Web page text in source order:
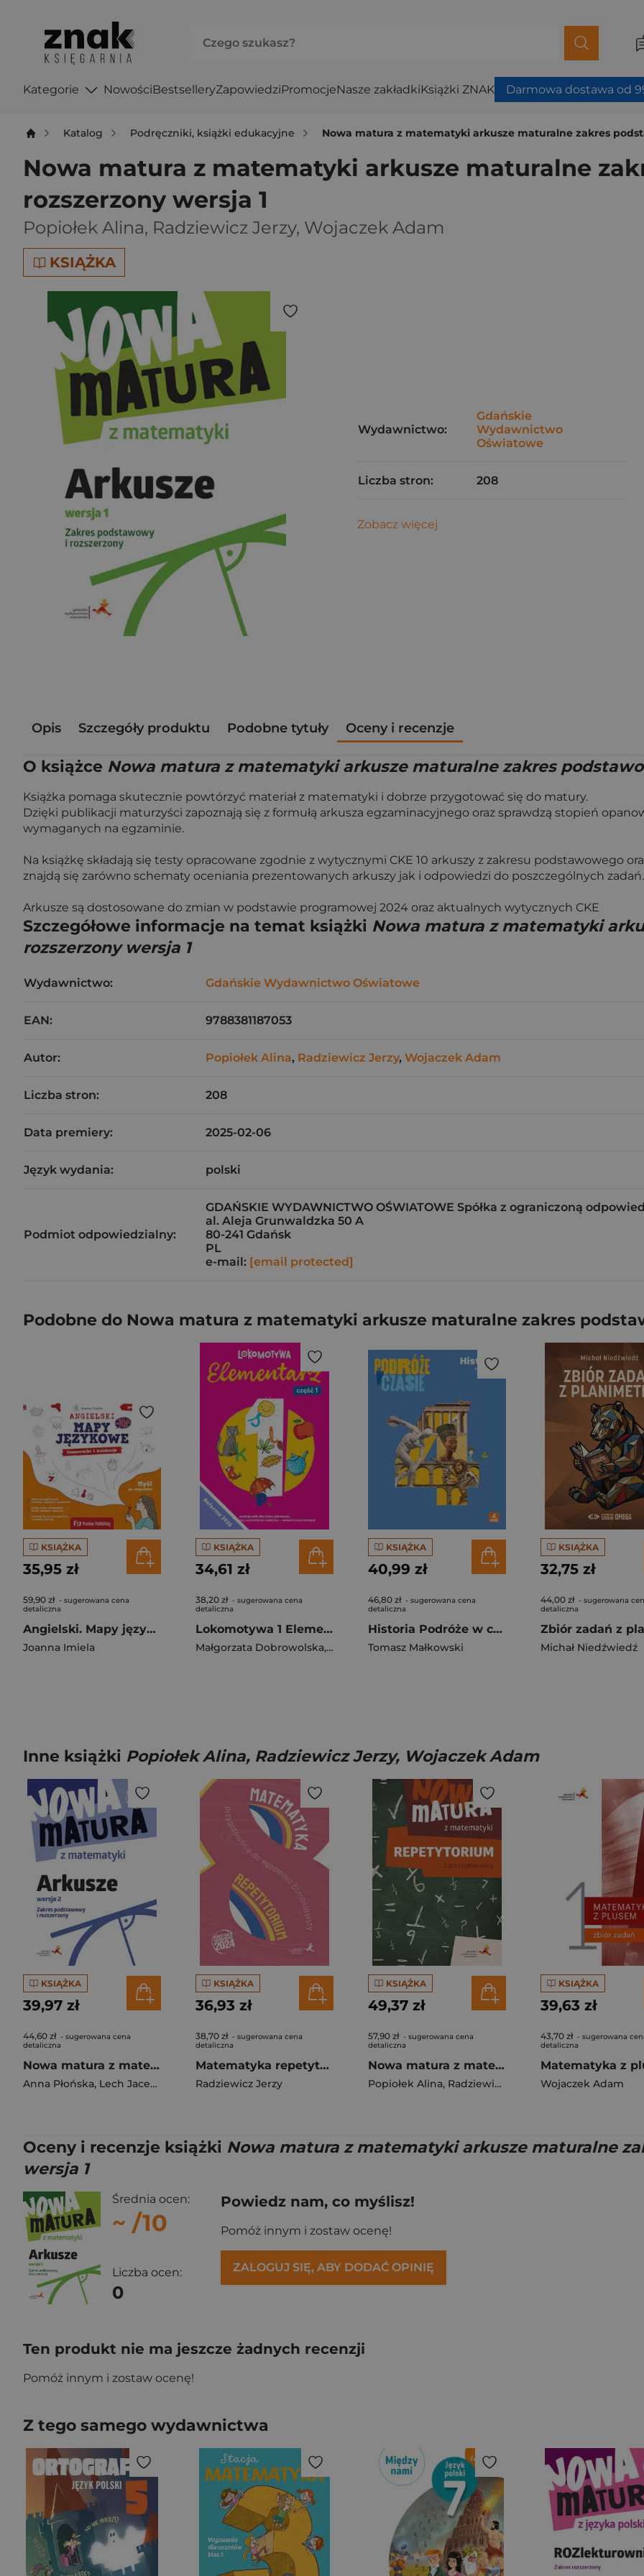
Kategorie NowościBestselleryZapowiedziPromocjeNasze zakładkiKsiążki ZNAK Darmowa dostawa od
Katalog Podręczniki, książki edukacyjne Nowa matura z matematyki arkusze maturalne zakres
Nowa matura z matematyki arkusze maturalne
rozszerzony wersja 1
Popiołek Alina, Radziewicz Jerzy, Wojaczek Adam
KSIĄŻKA
Wydawnictwo:
Gdańskie
Wydawnictwo
Oświatowe
Liczba stron: 208
Zobacz więcej
Opis Szczegóły produktu Podobne tytuły Oceny i recenzje
O książce Nowa matura z matematyki arkusze maturalne zakres
Książka pomaga skutecznie powtórzyć materiał z matematyki i dobrze przygotować się do matury.
Dzięki publikacji maturzyści zapoznają się z formułą arkusza egzaminacyjnego oraz sprawdzą stopień
wymaganych na egzaminie.
Na książkę składają się testy opracowane zgodnie z wytycznymi CKE 10 arkuszy z zakresu podstawowego
znajdą się zarówno schematy oceniania prezentowanych arkuszy jak i odpowiedzi do poszczególnych zadań.
Arkusze są dostosowane do zmian w podstawie programowej 2024 oraz aktualnych wytycznych CKE
Szczegółowe informacje na temat książki Nowa matura z matematyki
rozszerzony wersja 1
Wydawnictwo: Gdańskie Wydawnictwo Oświatowe
EAN: 9788381187053
Autor: Popiołek Alina, Radziewicz Jerzy, Wojaczek Adam
Liczba stron: 208
Data premiery: 2025-02-06
Język wydania: polski
Podmiot odpowiedzialny:
GDAŃSKIE WYDAWNICTWO OŚWIATOWE Spółka z ograniczoną
al. Aleja Grunwaldzka 50 A
80-241 Gdańsk
PL
e-mail: [email protected]
Podobne do Nowa matura z matematyki arkusze maturalne zakres
KSIĄŻKA
35,95 zł
59,90 zł - sugerowana cena
detaliczna
Angielski. Mapy językowe. Poziom B1-C1+ wyd. 2026
Joanna Imiela
KSIĄŻKA
34,61 zł
38,20 zł - sugerowana cena
detaliczna
Lokomotywa 1 Elementarz cz 1 Podręcznik dla klasy pierwszej EDYCJA 2026
Małgorzata Dobrowolska, Barbara Szczawińska,Królikowska-Czarnota Katarzyna,Kulis
KSIĄŻKA
40,99 zł
46,80 zł - sugerowana cena
detaliczna
Historia Podróże w czasie podręcznik dla klasy 4 szkoły podstawowej EDYCJA 2026
Tomasz Małkowski
KSIĄŻKA
32,75 zł
44,00 zł - sugerowana
detaliczna
Michał Niedźwiedź
Inne książki Popiołek Alina, Radziewicz Jerzy, Wojaczek Adam
KSIĄŻKA
39,97 zł
44,60 zł - sugerowana cena
detaliczna
Nowa matura z matematyki. Arkusze maturalne. Zakres podstawowy i rozszerzony wersja 2
Anna Płońska, Lech Jacek Radziewicz Jerzy
KSIĄŻKA
36,93 zł
38,70 zł - sugerowana cena
detaliczna
Matematyka repetytorium przygotowanie do egzaminu ósmoklasisty wyd. 2024
Radziewicz Jerzy
KSIĄŻKA
49,37 zł
57,90 zł - sugerowana cena
detaliczna
Nowa matura z matematyki Repetytorium Zakres podstawowy
Popiołek Alina, Radziewicz Jerzy Lech Jacek
KSIĄŻKA
39,63 zł
43,70 zł - sugerowana
detaliczna
Wojaczek Adam
Oceny i recenzje książki Nowa matura z matematyki arkusze maturalne
wersja 1
Średnia ocen:
~ /10
Liczba ocen:
0
Powiedz nam, co myślisz!
Pomóż innym i zostaw ocenę!
ZALOGUJ SIĘ, ABY DODAĆ OPINIĘ
Ten produkt nie ma jeszcze żadnych recenzji
Pomóż innym i zostaw ocenę!
Z tego samego wydawnictwa